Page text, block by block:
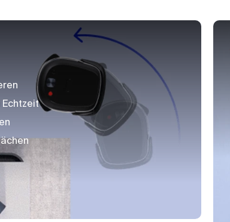
Echtzeit